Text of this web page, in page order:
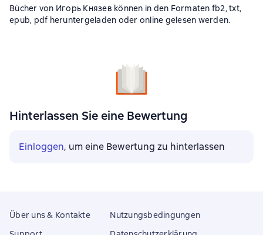
Bücher von Игорь Князев können in den Formaten fb2, txt,
epub, pdf heruntergeladen oder online gelesen werden.
Hinterlassen Sie eine Bewertung
Einloggen, um eine Bewertung zu hinterlassen
Über uns & Kontakte
Nutzungsbedingungen